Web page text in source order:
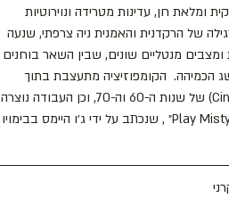
ומלאת חן, עדינות מטרידה ונוירוטיות
של הרקדנית והאמנית ניה צרפתי, שנעה
מנטליים שונים, שבין השאר בוחנים
הכמיהה.  הקומפוזיציה מתעצבת בתוך
המרחב הסינמטי (Cinematic) של שנות ה-60 וה-70, וכן העבודה נוצרה
בהשראת הסרט ״Play Misty for me״ , שנכתב על ידי ג׳ו היימס בבימויו